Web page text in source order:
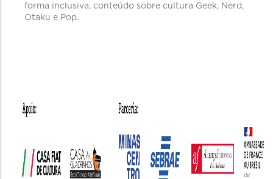
forma inclusiva, conteúdo sobre cultura Geek, Nerd,
Otaku e Pop.